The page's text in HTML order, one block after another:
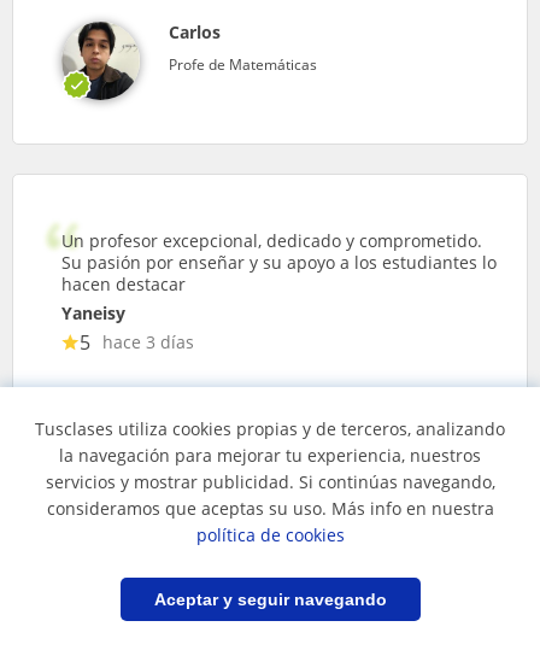
Guardar búsqueda
Carlos
Profe de Matemáticas
Un profesor excepcional, dedicado y comprometido.
Su pasión por enseñar y su apoyo a los estudiantes lo
hacen destacar
Yaneisy
5 hace 3 días
Miguel
Profe de Matemáticas
Tusclases utiliza cookies propias y de terceros, analizando
la navegación para mejorar tu experiencia, nuestros
servicios y mostrar publicidad. Si continúas navegando,
consideramos que aceptas su uso. Más info en nuestra
política de cookies
Aceptar y seguir navegando